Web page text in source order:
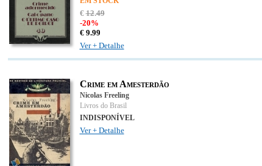
€12.49
-20%
€ 9.99
Ver + Detalhe
Crime em Amesterdão
Nicolas Freeling
Livros do Brasil
INDISPONÍVEL
Ver + Detalhe